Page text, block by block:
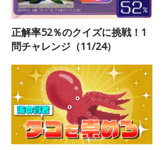
正解率52％のクイズに挑戦！1
問チャレンジ（11/24）